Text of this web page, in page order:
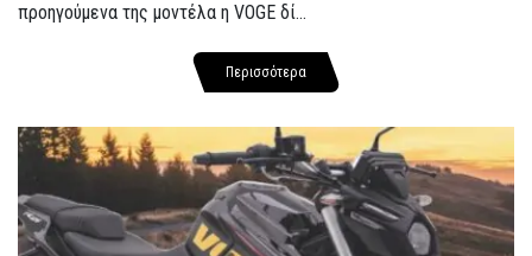
προηγούμενα της μοντέλα η VOGE δί...
Περισσότερα